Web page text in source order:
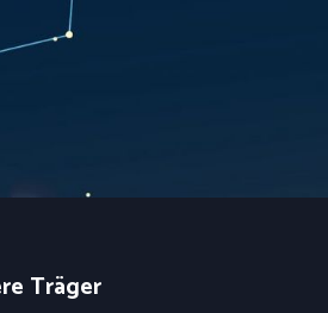
Träger